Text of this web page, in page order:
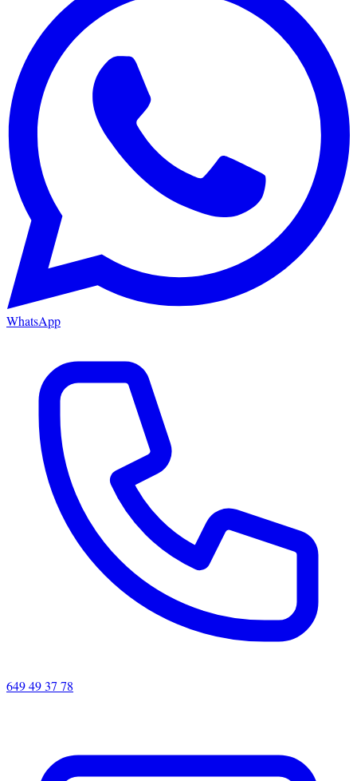
WhatsApp
649 49 37 78